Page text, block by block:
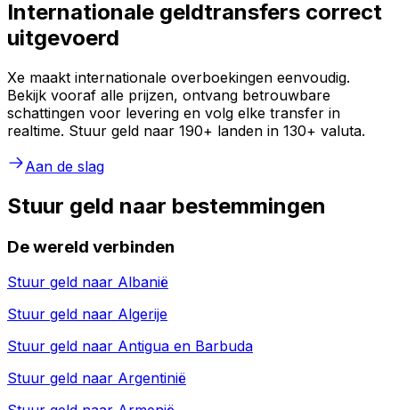
Internationale geldtransfers correct
uitgevoerd
Xe maakt internationale overboekingen eenvoudig.
Bekijk vooraf alle prijzen, ontvang betrouwbare
schattingen voor levering en volg elke transfer in
realtime. Stuur geld naar 190+ landen in 130+ valuta.
Aan de slag
Stuur geld naar bestemmingen
De wereld verbinden
Stuur geld naar Albanië
Stuur geld naar Algerije
Stuur geld naar Antigua en Barbuda
Stuur geld naar Argentinië